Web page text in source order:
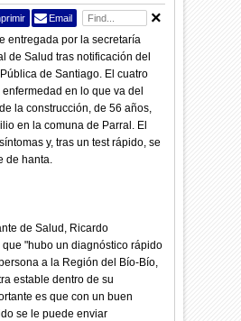
Email
entregada por la secretaría
de Salud tras notificación del
de Santiago. El cuatro
en lo que va del
la construcción, de 56 años,
en la comuna de Parral. El
y, tras un test rápido, se
de hanta.
de Salud, Ricardo
que "hubo un diagnóstico rápido
a la Región del Bío-Bío,
estable dentro de su
es que con un buen
se le puede enviar